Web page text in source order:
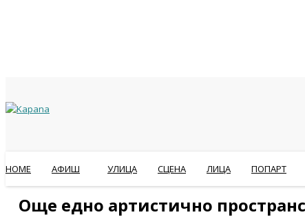
HOME АФИШ УЛИЦА СЦЕНА ЛИЦА ПОПАРТ
Още едно артистично
Year
Month
Year
Month